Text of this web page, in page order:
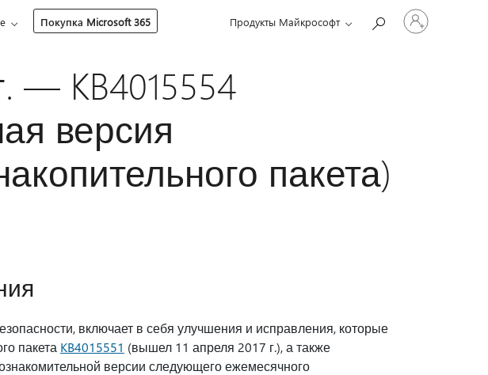
Покупка Microsoft 365 Продукты Майкрософт
Войдите
учетную
— KB4015554
версия
пакета)
включает в себя улучшения и исправления, которые
пакета KB4015551 (вышел 11 апреля 2017 г.), а также
версии следующего ежемесячного